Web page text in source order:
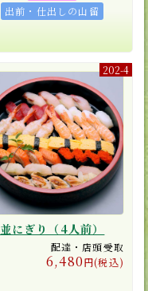
出前・仕出しの山留
202-4
並にぎり（4人前）
配達・店頭受取
6,480円(税込)